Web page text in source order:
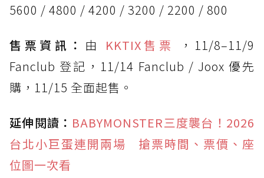
5600 / 4800 / 4200 / 3200 / 2200 / 800
售票資訊： 由 KKTIX售票
，11/8–11/9
Fanclub 登記，11/14 Fanclub / Joox 優先
購，11/15 全面起售。
延伸閱讀： BABYMONSTER三度襲台！2026
台北小巨蛋連開兩場 搶票時間、票價、座
位圖一次看